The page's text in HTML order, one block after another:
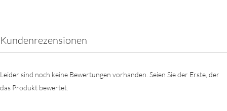
Kundenrezensionen
Leider sind noch keine Bewertungen vorhanden. Seien Sie der Erste, der
das Produkt bewertet.